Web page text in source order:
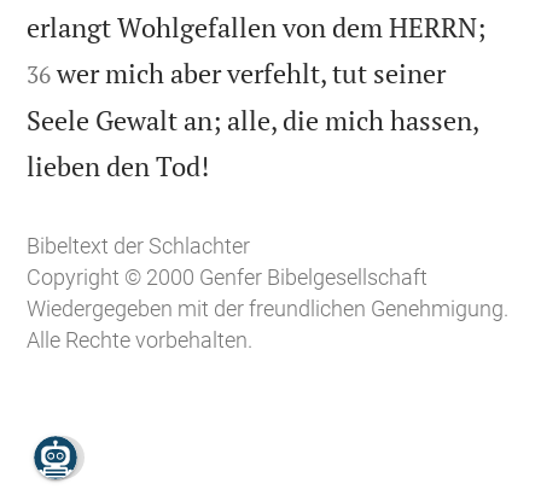
erlangt Wohlgefallen von dem HERRN;
36 wer mich aber verfehlt, tut seiner
Seele Gewalt an; alle, die mich hassen,
lieben den Tod!
Bibeltext der Schlachter
Copyright © 2000 Genfer Bibelgesellschaft
Wiedergegeben mit der freundlichen Genehmigung.
Alle Rechte vorbehalten.